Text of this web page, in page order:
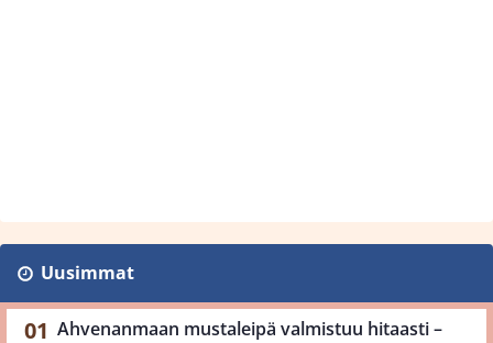
Uusimmat
Ahvenanmaan mustaleipä valmistuu hitaasti –